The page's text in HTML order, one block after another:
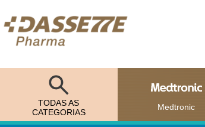
TODAS AS
CATEGORIAS
Medtronic